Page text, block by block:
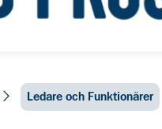
Ledare och Funktionärer